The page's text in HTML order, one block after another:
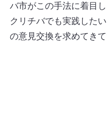
バ市がこの手法に着目し
クリチバでも実践した
の意見交換を求めてきて